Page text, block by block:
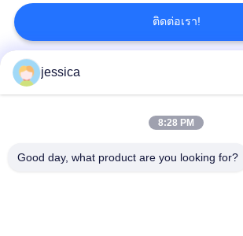
Auto Lens Edger
ติดต่อเรา!
หมวดหมู่ยอดนิยม
jessica
8:28 PM
Good day, what product are you looking for?